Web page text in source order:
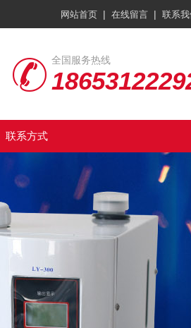
网站首页 | 在线留言 | 联系
全国服务热线
联系方式